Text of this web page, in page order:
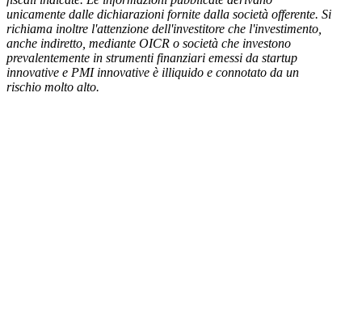
unicamente dalle dichiarazioni fornite dalla società offerente. Si
richiama inoltre l'attenzione dell'investitore che l'investimento,
anche indiretto, mediante OICR o società che investono
prevalentemente in strumenti finanziari emessi da startup
innovative e PMI innovative è illiquido e connotato da un
rischio molto alto.